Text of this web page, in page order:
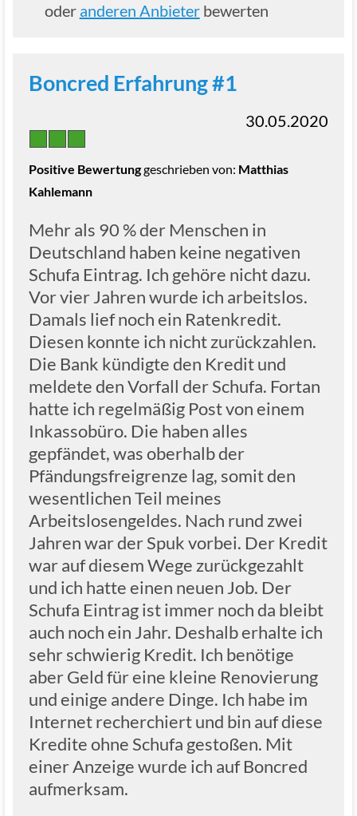
oder anderen Anbieterbewerten
Boncred Erfahrung #1
30.05.2020
Positive Bewertunggeschrieben von: Matthias
Kahlemann
Mehr als 90 % der Menschen in
Deutschland haben keine negativen
Schufa Eintrag. Ich gehöre nicht dazu.
Vor vier Jahren wurde ich arbeitslos.
Damals lief noch ein Ratenkredit.
Diesen konnte ich nicht zurückzahlen.
Die Bank kündigte den Kredit und
meldete den Vorfall der Schufa. Fortan
hatte ich regelmäßig Post von einem
Inkassobüro. Die haben alles
gepfändet, was oberhalb der
Pfändungsfreigrenze lag, somit den
wesentlichen Teil meines
Arbeitslosengeldes. Nach rund zwei
Jahren war der Spuk vorbei. Der Kredit
war auf diesem Wege zurückgezahlt
und ich hatte einen neuen Job. Der
Schufa Eintrag ist immer noch da bleibt
auch noch ein Jahr. Deshalb erhalte ich
sehr schwierig Kredit. Ich benötige
aber Geld für eine kleine Renovierung
und einige andere Dinge. Ich habe im
Internet recherchiert und bin auf diese
Kredite ohne Schufa gestoßen. Mit
einer Anzeige wurde ich auf Boncred
aufmerksam.